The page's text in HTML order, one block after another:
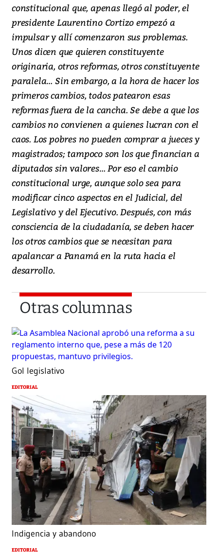
constitucional que, apenas llegó al poder, el
presidente Laurentino Cortizo empezó a
impulsar y allí comenzaron sus problemas.
Unos dicen que quieren constituyente
originaria, otros reformas, otros constituyente
paralela… Sin embargo, a la hora de hacer los
primeros cambios, todos patearon esas
reformas fuera de la cancha. Se debe a que los
cambios no convienen a quienes lucran con el
caos. Los pobres no pueden comprar a jueces y
magistrados; tampoco son los que financian a
diputados sin valores… Por eso el cambio
constitucional urge, aunque solo sea para
modificar cinco aspectos en el Judicial, del
Legislativo y del Ejecutivo. Después, con más
consciencia de la ciudadanía, se deben hacer
los otros cambios que se necesitan para
apalancar a Panamá en la ruta hacia el
desarrollo.
Otras columnas
Gol legislativo
EDITORIAL
Indigencia y abandono
EDITORIAL